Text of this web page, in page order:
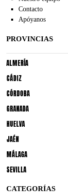
Contacto
Apóyanos
PROVINCIAS
ALMERÍA
CÁDIZ
CÓRDOBA
GRANADA
HUELVA
JAÉN
MÁLAGA
SEVILLA
CATEGORÍAS